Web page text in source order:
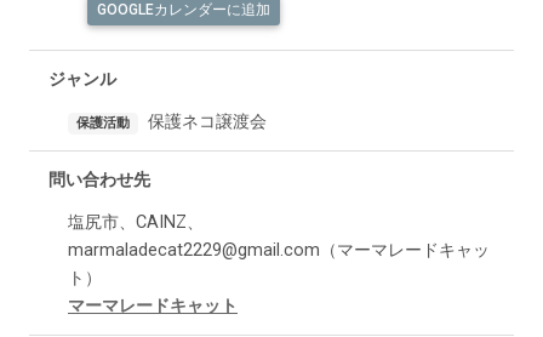
GOOGLEカレンダーに追加
ジャンル
保護活動 保護ネコ譲渡会
問い合わせ先
塩尻市、CAINZ、
marmaladecat2229@gmail.com（マーマレードキャッ
ト）
マーマレードキャット